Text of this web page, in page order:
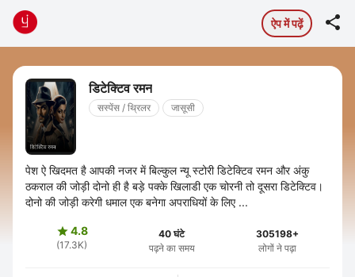
ऐप में पढ़ें 
डिटेक्टिव रमन
सस्पेंस / थ्रिलर जासूसी
पेश ऐ खिदमत है आपकी नजर में बिल्कुल न्यू स्टोरी डिटेक्टिव रमन और अंकु
ठकराल की जोड़ी दोनो ही है बड़े पक्के खिलाडी एक चोरनी तो दूसरा डिटेक्टिव।
दोनो की जोड़ी करेगी धमाल एक बनेगा अपराधियों के लिए ...
4.8
(17.3K)
40 घंटे
पढ़ने का समय
305198+
लोगों ने पढ़ा